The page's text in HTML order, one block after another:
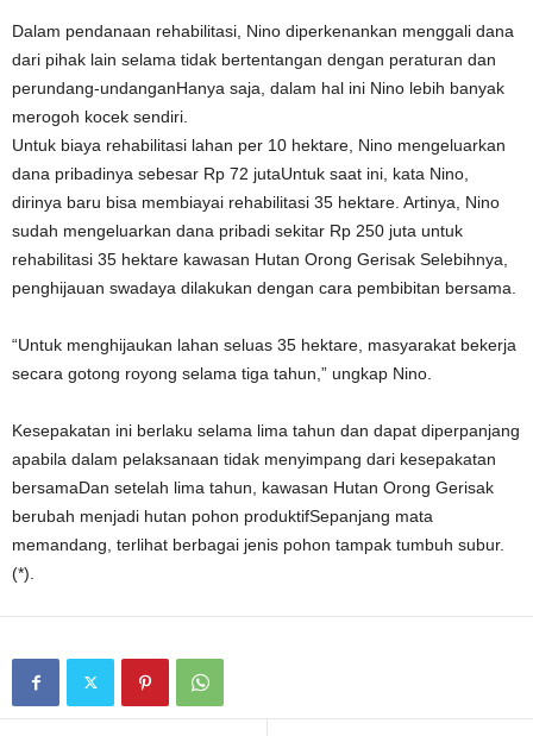
Dalam pendanaan rehabilitasi, Nino diperkenankan menggali dana
dari pihak lain selama tidak bertentangan dengan peraturan dan
perundang-undanganHanya saja, dalam hal ini Nino lebih banyak
merogoh kocek sendiri.
Untuk biaya rehabilitasi lahan per 10 hektare, Nino mengeluarkan
dana pribadinya sebesar Rp 72 jutaUntuk saat ini, kata Nino,
dirinya baru bisa membiayai rehabilitasi 35 hektare. Artinya, Nino
sudah mengeluarkan dana pribadi sekitar Rp 250 juta untuk
rehabilitasi 35 hektare kawasan Hutan Orong Gerisak Selebihnya,
penghijauan swadaya dilakukan dengan cara pembibitan bersama.
“Untuk menghijaukan lahan seluas 35 hektare, masyarakat bekerja
secara gotong royong selama tiga tahun,” ungkap Nino.
Kesepakatan ini berlaku selama lima tahun dan dapat diperpanjang
apabila dalam pelaksanaan tidak menyimpang dari kesepakatan
bersamaDan setelah lima tahun, kawasan Hutan Orong Gerisak
berubah menjadi hutan pohon produktifSepanjang mata
memandang, terlihat berbagai jenis pohon tampak tumbuh subur.
(*).